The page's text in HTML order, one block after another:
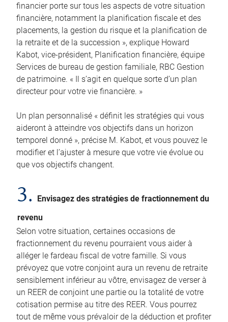
financier porte sur tous les aspects de votre situation
financière, notamment la planification fiscale et des
placements, la gestion du risque et la planification de
la retraite et de la succession », explique Howard
Kabot, vice-président, Planification financière, équipe
Services de bureau de gestion familiale, RBC Gestion
de patrimoine. « Il s’agit en quelque sorte d’un plan
directeur pour votre vie financière. »
Un plan personnalisé « définit les stratégies qui vous
aideront à atteindre vos objectifs dans un horizon
temporel donné », précise M. Kabot, et vous pouvez le
modifier et l’ajuster à mesure que votre vie évolue ou
que vos objectifs changent.
3.
Envisagez des stratégies de fractionnement du
revenu
Selon votre situation, certaines occasions de
fractionnement du revenu pourraient vous aider à
alléger le fardeau fiscal de votre famille. Si vous
prévoyez que votre conjoint aura un revenu de retraite
sensiblement inférieur au vôtre, envisagez de verser à
un REER de conjoint une partie ou la totalité de votre
cotisation permise au titre des REER. Vous pourrez
tout de même vous prévaloir de la déduction et profiter